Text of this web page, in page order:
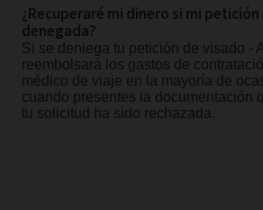
¿Recuperaré mi dinero si mi
denegada?
Si se deniega tu petición de visado -
reembolsará los gastos de
médico de viaje en la mayoría de
cuando presentes la documentación
tu solicitud ha sido rechazada.